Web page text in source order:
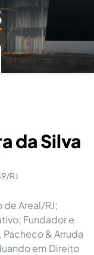
da Silva
RJ
Areal/RJ;
Fundador e
& Arruda
em Direito